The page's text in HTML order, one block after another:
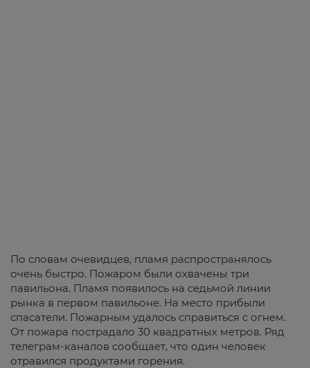
По словам очевидцев, пламя распространялось
очень быстро. Пожаром были охвачены три
павильона. Пламя появилось на седьмой линии
рынка в первом павильоне. На место прибыли
спасатели. Пожарным удалось справиться с огнем.
От пожара пострадало 30 квадратных метров. Ряд
телеграм-каналов сообщает, что один человек
отравился продуктами горения.